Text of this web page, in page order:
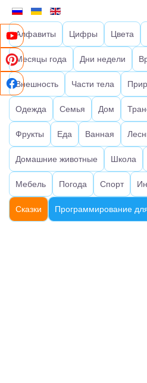
Алфавиты Цифры Цвета
Месяцы года Дни недели
Внешность Части тела
Одежда Семья Дом
Фрукты Еда Ванная
Домашние животные Школа
Мебель Погода Спорт
Сказки Программирование